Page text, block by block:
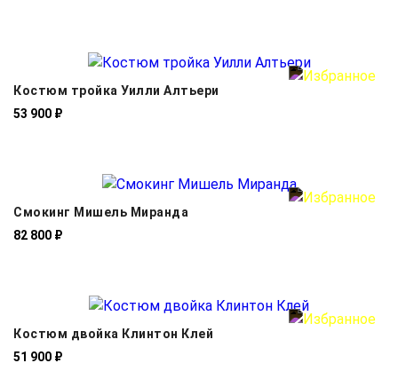
Костюм тройка Уилли Алтьери
53 900 ₽
Смокинг Мишель Миранда
82 800 ₽
Костюм двойка Клинтон Клей
51 900 ₽